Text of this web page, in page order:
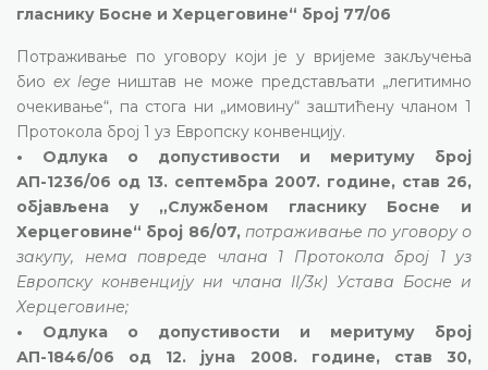
гласнику Босне и Херцеговине“ број 77/06
Потраживање по уговору који је у вријеме закључења
био ex lege ништав не може представљати „легитимно
очекивање“, па стога ни „имовину“ заштићену чланом 1
Протокола број 1 уз Европску конвенцију.
• Одлука о допустивости и меритуму број
АП-1236/06 од 13. септембра 2007. године, став 26,
објављена у „Службеном гласнику Босне и
Херцеговине“ број 86/07, потраживање по уговору о
закупу, нема повреде члана 1 Протокола број 1 уз
Европску конвенцију ни члана II/3к) Устава Босне и
Херцеговине;
• Одлука о допустивости и меритуму број
АП-1846/06 од 12. јуна 2008. године, став 30,